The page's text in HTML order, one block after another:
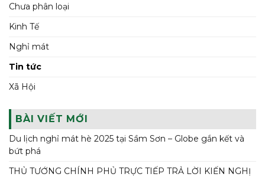
Chưa phân loại
Kinh Tế
Nghỉ mát
Tin tức
Xã Hội
BÀI VIẾT MỚI
Du lịch nghỉ mát hè 2025 tại Sầm Sơn – Globe gắn kết và
bứt phá
THỦ TƯỚNG CHÍNH PHỦ TRỰC TIẾP TRẢ LỜI KIẾN NGHỊ